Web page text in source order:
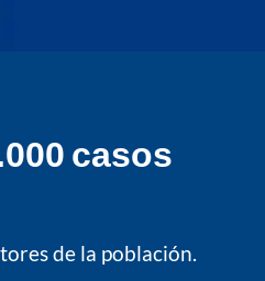
casos
de la población.